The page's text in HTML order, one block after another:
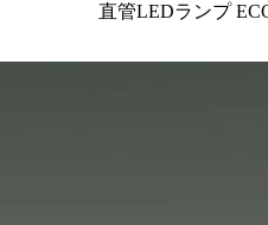
直管LEDランプ